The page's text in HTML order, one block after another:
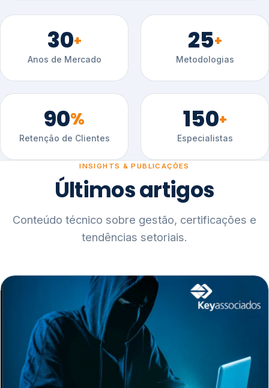
30+
Anos de Mercado
25+
Metodologias
90%
Retenção de Clientes
150+
Especialistas
INSIGHTS & PUBLICAÇÕES
Últimos artigos
Conteúdo técnico sobre gestão, certificações e
tendências setoriais.